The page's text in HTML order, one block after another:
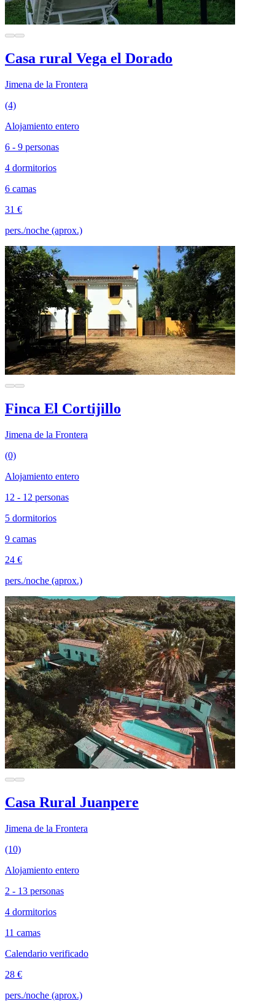
Casa rural Vega el Dorado
Jimena de la Frontera
(4)
Alojamiento entero
6 - 9 personas
4 dormitorios
6 camas
31 €
pers./noche (aprox.)
Finca El Cortijillo
Jimena de la Frontera
(0)
Alojamiento entero
12 - 12 personas
5 dormitorios
9 camas
24 €
pers./noche (aprox.)
Casa Rural Juanpere
Jimena de la Frontera
(10)
Alojamiento entero
2 - 13 personas
4 dormitorios
11 camas
Calendario verificado
28 €
pers./noche (aprox.)